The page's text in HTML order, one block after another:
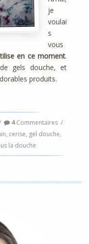
je
voulai
s
vous
en ce moment.
gels douche, et
produits.
4Commentaires /
, cerise, gel douche,
la douche